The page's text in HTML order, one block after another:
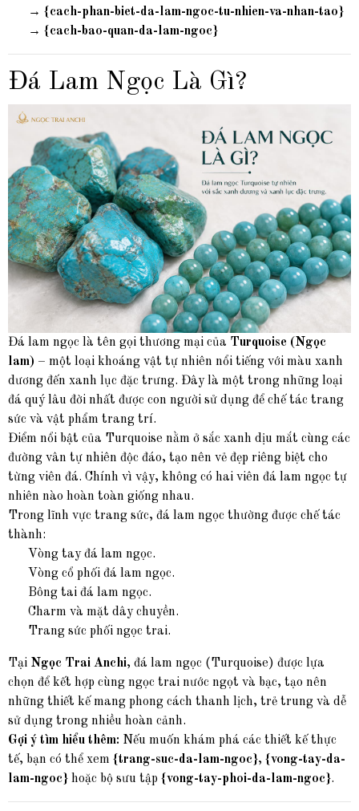
→ {cach-phan-biet-da-lam-ngoc-tu-nhien-va-nhan-tao}
→ {cach-bao-quan-da-lam-ngoc}
Đá Lam Ngọc Là Gì?
Đá lam ngọc là tên gọi thương mại của Turquoise (Ngọc
lam) – một loại khoáng vật tự nhiên nổi tiếng với màu xanh
dương đến xanh lục đặc trưng. Đây là một trong những loại
đá quý lâu đời nhất được con người sử dụng để chế tác trang
sức và vật phẩm trang trí.
Điểm nổi bật của Turquoise nằm ở sắc xanh dịu mắt cùng các
đường vân tự nhiên độc đáo, tạo nên vẻ đẹp riêng biệt cho
từng viên đá. Chính vì vậy, không có hai viên đá lam ngọc tự
nhiên nào hoàn toàn giống nhau.
Trong lĩnh vực trang sức, đá lam ngọc thường được chế tác
thành:
Vòng tay đá lam ngọc.
Vòng cổ phối đá lam ngọc.
Bông tai đá lam ngọc.
Charm và mặt dây chuyền.
Trang sức phối ngọc trai.
Tại Ngọc Trai Anchi, đá lam ngọc (Turquoise) được lựa
chọn để kết hợp cùng ngọc trai nước ngọt và bạc, tạo nên
những thiết kế mang phong cách thanh lịch, trẻ trung và dễ
sử dụng trong nhiều hoàn cảnh.
Gợi ý tìm hiểu thêm: Nếu muốn khám phá các thiết kế thực
tế, bạn có thể xem {trang-suc-da-lam-ngoc}, {vong-tay-da-
lam-ngoc} hoặc bộ sưu tập {vong-tay-phoi-da-lam-ngoc}.